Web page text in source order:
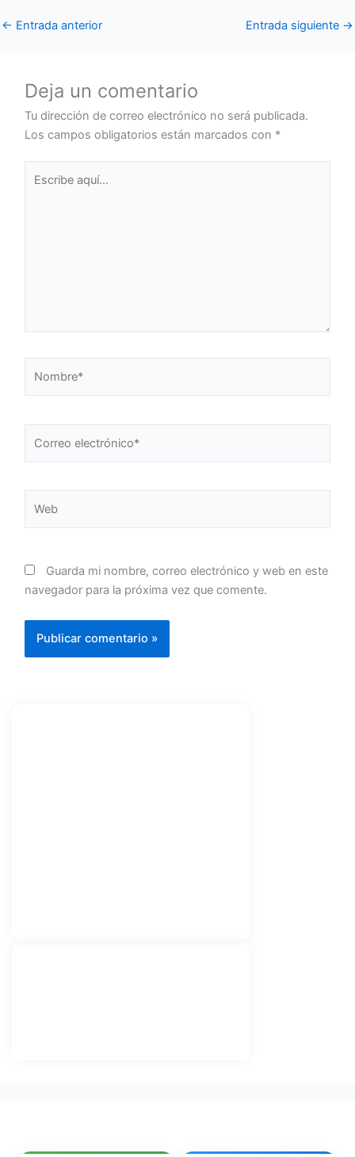
← Entrada anterior Entrada siguiente →
Deja un comentario
Tu dirección de correo electrónico no será publicada.
Los campos obligatorios están marcados con *
electrónico*
Guarda mi nombre, correo electrónico y web en este
navegador para la próxima vez que comente.